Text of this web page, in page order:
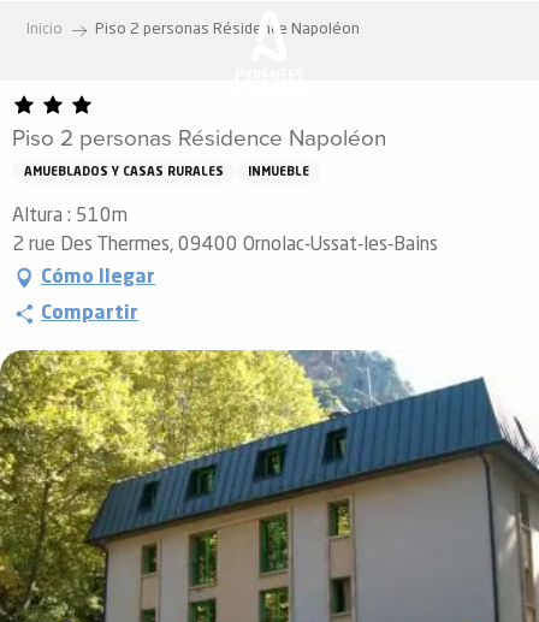
principal
Inicio Piso 2 personas Résidence Napoléon
Piso 2 personas Résidence Napoléon
AMUEBLADOS Y CASAS RURALES INMUEBLE
Altura : 510m
2 rue Des Thermes, 09400 Ornolac-Ussat-les-Bains
Cómo llegar
Compartir